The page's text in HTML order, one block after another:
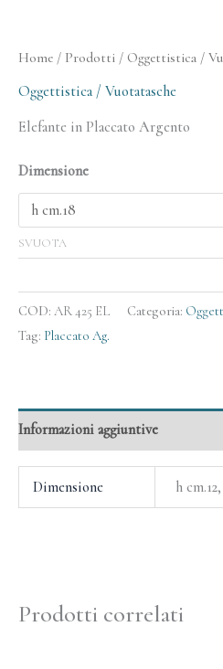
Home / Prodotti / Oggettistica /
Oggettistica / Vuotatasche
Elefante in Placcato Argento
Dimensione
SVUOTA
COD: AR 425 EL Categoria:
Tag: Placcato Ag.
Informazioni aggiuntive
Dimensione h
Prodotti correlati